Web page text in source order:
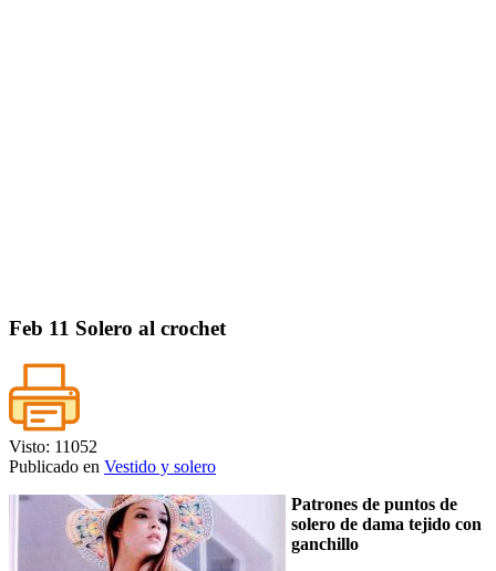
Feb 11 Solero al crochet
Visto: 11052
Publicado en Vestido y solero
Patrones de puntos de
solero de dama tejido con
ganchillo